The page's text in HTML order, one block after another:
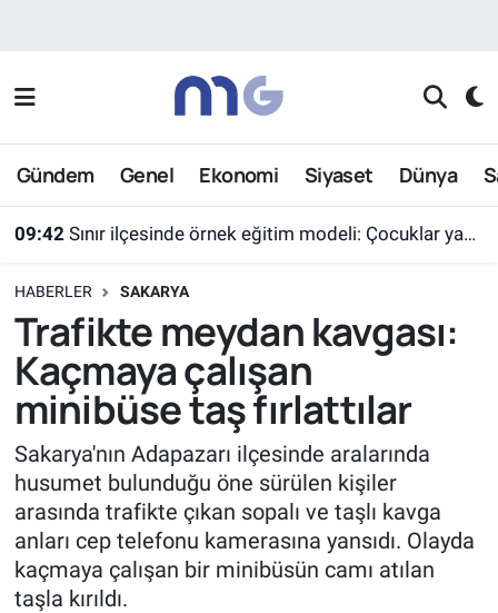
Gündem Genel Ekonomi Siyaset Dünya
09:42 Sınır ilçesinde örnek eğitim modeli: Çocuklar yazın ekran yerine etkinlikleri seçti
HABERLER SAKARYA
Trafikte meydan kavgası:
Kaçmaya çalışan
minibüse taş fırlattılar
Sakarya'nın Adapazarı ilçesinde aralarında
husumet bulunduğu öne sürülen kişiler
arasında trafikte çıkan sopalı ve taşlı kavga
anları cep telefonu kamerasına yansıdı. Olayda
kaçmaya çalışan bir minibüsün camı atılan
taşla kırıldı.
Nöbetçi Eczaneler
Hava Durumu
Süper Lig Puan Durumu ve Fikstür
Tüm Manşetler
Son Dakika Haberleri
Haber Arşivi